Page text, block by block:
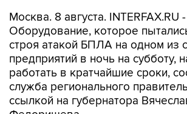
Москва. 8 августа. INTERFAX.RU -
Оборудование, которое
строя атакой БПЛА на одном из
предприятий в ночь на субботу,
работать в кратчайшие сроки,
служба регионального
ссылкой на губернатора